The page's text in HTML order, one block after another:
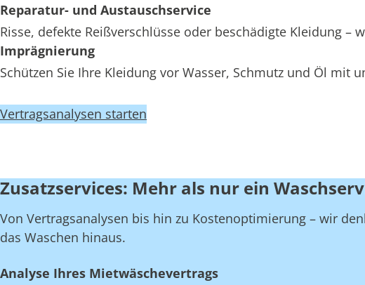
Reparatur- und Austauschservice
Risse, defekte Reißverschlüsse oder beschädigte Kleidung
Imprägnierung
Schützen Sie Ihre Kleidung vor Wasser, Schmutz und Öl
Vertragsanalysen starten
Zusatzservices: Mehr als nur ein
Von Vertragsanalysen bis hin zu Kostenoptimierung – wir
das Waschen hinaus.
Analyse Ihres Mietwäschevertrags